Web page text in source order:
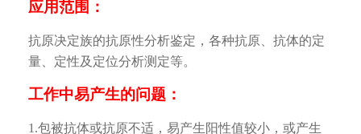
应用范围：
抗原决定族的抗原性分析鉴定，各种抗原、抗体的定
量、定性及定位分析测定等。
工作中易产生的问题：
1.包被抗体或抗原不适，易产生阳性值较小，或产生